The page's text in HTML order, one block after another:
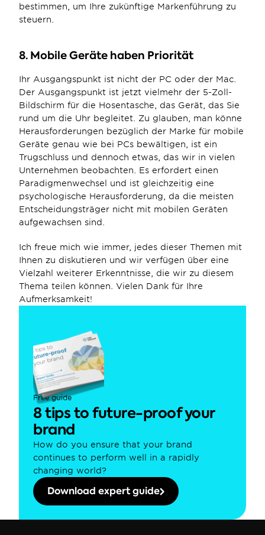
bestimmen, um Ihre zukünftige Markenführung zu
steuern.
8. Mobile Geräte haben Priorität
Ihr Ausgangspunkt ist nicht der PC oder der Mac.
Der Ausgangspunkt ist jetzt vielmehr der 5-Zoll-
Bildschirm für die Hosentasche, das Gerät, das Sie
rund um die Uhr begleitet. Zu glauben, man könne
Herausforderungen bezüglich der Marke für mobile
Geräte genau wie bei PCs bewältigen, ist ein
Trugschluss und dennoch etwas, das wir in vielen
Unternehmen beobachten. Es erfordert einen
Paradigmenwechsel und ist gleichzeitig eine
psychologische Herausforderung, da die meisten
Entscheidungsträger nicht mit mobilen Geräten
aufgewachsen sind.
Ich freue mich wie immer, jedes dieser Themen mit
Ihnen zu diskutieren und wir verfügen über eine
Vielzahl weiterer Erkenntnisse, die wir zu diesem
Thema teilen können. Vielen Dank für Ihre
Aufmerksamkeit!
Free guide
8 tips to future-proof your
brand
How do you ensure that your brand
continues to perform well in a rapidly
changing world?
Download expert guide